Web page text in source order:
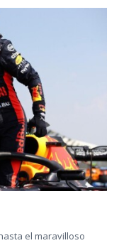
el maravilloso